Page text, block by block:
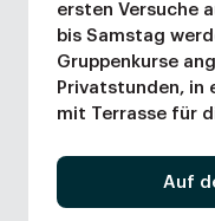
ersten Versuche
bis Samstag
Gruppenkurse
Privatstunden, in
mit Terrasse für
Auf